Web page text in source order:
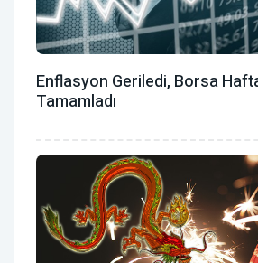
Enflasyon Geriledi, Borsa
Tamamladı